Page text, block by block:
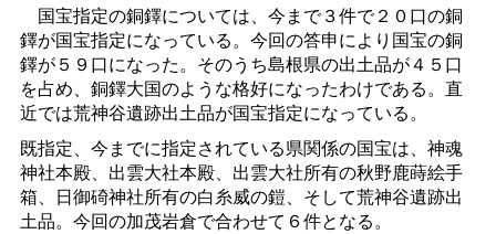
国宝指定の銅鐸については、今まで３件で２０口の銅
鐸が国宝指定になっている。今回の答申により国宝の銅
鐸が５９口になった。そのうち島根県の出土品が４５口
を占め、銅鐸大国のような格好になったわけである。直
近では荒神谷遺跡出土品が国宝指定になっている。
既指定、今までに指定されている県関係の国宝は、神魂
神社本殿、出雲大社本殿、出雲大社所有の秋野鹿蒔絵手
箱、日御碕神社所有の白糸威の鎧、そして荒神谷遺跡出
土品。今回の加茂岩倉で合わせて６件となる。